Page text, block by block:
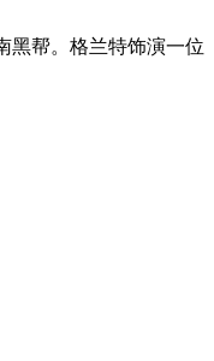
帮。格兰特饰演一位